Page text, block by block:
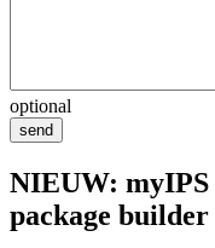
optional
send
NIEUW: myIPS
package builder